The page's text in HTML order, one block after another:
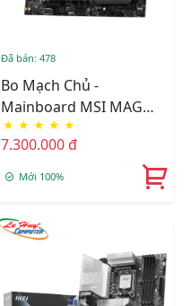
Đã bán: 478
Bo Mạch Chủ -
Mainboard MSI MAG
B860M MORTAR WIFI
DDR5
★ ★ ★ ★ ★
7.300.000 đ
Mới 100%